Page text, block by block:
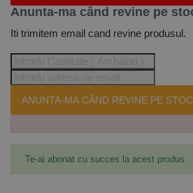
Anunta-ma când revine pe
Iti trimitem email cand revine produsul.
ANUNTA-MA CÂND REVINE PE STOC.
Te-ai abonat cu succes la acest produs.